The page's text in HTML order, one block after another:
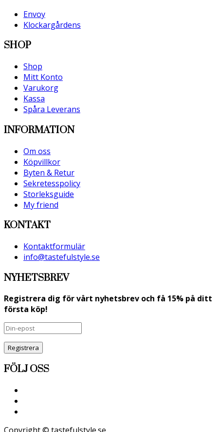
Envoy
Klockargårdens
SHOP
Shop
Mitt Konto
Varukorg
Kassa
Spåra Leverans
INFORMATION
Om oss
Köpvillkor
Byten & Retur
Sekretesspolicy
Storleksguide
My friend
KONTAKT
Kontaktformulär
info@tastefulstyle.se
NYHETSBREV
Registrera dig för vårt nyhetsbrev och få 15% på ditt
första köp!
Registrera
FÖLJ OSS